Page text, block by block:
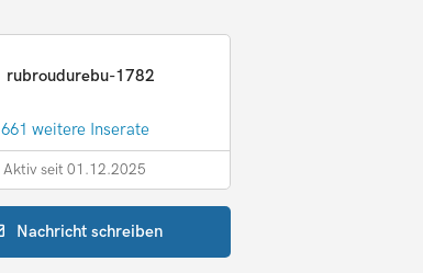
rubroudurebu-1782
661 weitere Inserate
Aktiv seit 01.12.2025
Nachrichtschreiben